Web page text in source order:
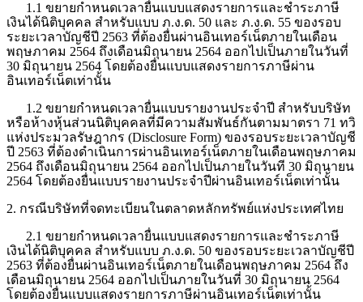
1.1 ขยายกำหนดเวลายื่นแบบแสดงรายการและชำระภาษี
เงินได้นิติบุคคล สำหรับแบบ ภ.ง.ด. 50 และ ภ.ง.ด. 55 ของรอบ
ระยะเวลาบัญชีปี 2563 ที่ต้องยื่นผ่านอินเทอร์เน็ตภายในเดือน
พฤษภาคม 2564 ถึงเดือนมิถุนายน 2564 ออกไปเป็นภายในวันที่
30 มิถุนายน 2564 โดยต้องยื่นแบบแสดงรายการภาษีผ่าน
อินเทอร์เน็ตเท่านั้น
1.2 ขยายกำหนดเวลายื่นแบบรายงานประจำปี สำหรับบริษัท
หรือห้างหุ้นส่วนนิติบุคคลที่มีความสัมพันธ์กันตามมาตรา 71 ทวิ
แห่งประมวลรัษฎากร (Disclosure Form) ของรอบระยะเวลาบัญชี
ปี 2563 ที่ต้องดำเนินการผ่านอินเทอร์เน็ตภายในเดือนพฤษภาคม
2564 ถึงเดือนมิถุนายน 2564 ออกไปเป็นภายในวันที 30 มิถุนายน
2564 โดยต้องยื่นแบบรายงานประจำปีผ่านอินเทอร์เน็ตเท่านั้น
2. กรณีบริษัทที่จดทะเบียนในตลาดหลักทรัพย์แห่งประเทศไทย
2.1 ขยายกำหนดเวลายื่นแบบแสดงรายการและชำระภาษี
เงินได้นิติบุคคล สำหรับแบบ ภ.ง.ด. 50 ของรอบระยะเวลาบัญชีปี
2563 ที่ต้องยื่นผ่านอินเทอร์เน็ตภายในเดือนพฤษภาคม 2564 ถึง
เดือนมิถุนายน 2564 ออกไปเป็นภายในวันที่ 30 มิถุนายน 2564
โดยต้องยื่นแบบแสดงรายการภาษีผ่านอินเทอร์เน็ตเท่านั้น